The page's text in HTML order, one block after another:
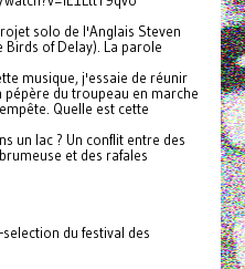
solo de l'Anglais Steven
of Delay). La parole
musique, j'essaie de réunir
du troupeau en marche
Quelle est cette
un lac ? Un conflit entre des
et des rafales
du festival des